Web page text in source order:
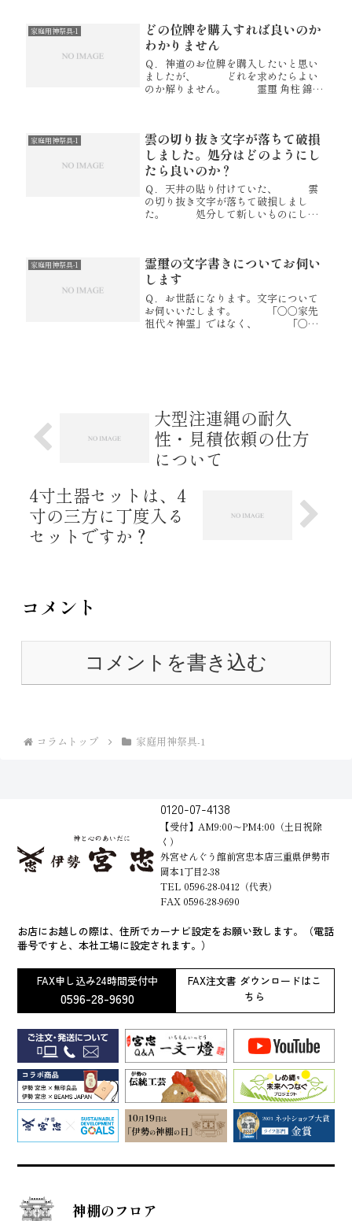
ていただくと良いと存じます。
２...
家庭用神祭具-1
どの位牌を購入すれば良いのか
わかりません
Ｑ．神道のお位牌を購入したいと思い
ましたが、 どれを求めたらよい
のか解りません。 霊璽 角柱 錦袋
いても良いと存じます。 ...
家庭用神祭具-1
雲の切り抜き文字が落ちて破損
しました。処分はどのようにし
たら良いのか？
Ｑ．天井の貼り付けていた、 雲
の切り抜き文字が落ちて破損しまし
た。 処分して新しいものにした
をしてもらったもうがいいのでしょう
か？ ...
家庭用神祭具-1
霊璽の文字書きについてお伺い
します
Ｑ．お世話になります。文字について
お伺いいたします。 「○○家先
祖代々神霊」ではなく、 「○○
大型注連縄の耐久
性・見積依頼の仕方
について
4寸土器セットは、4
寸の三方に丁度入る
セットですか？
コメント
コメントを書き込む
コラムトップ 家庭用神祭具-1
0120-07-4138
【受付】AM9:00～PM4:00（土日祝除
く）
外宮せんぐう館前宮忠本店三重県伊勢市
岡本1丁目2-38
TEL 0596-28-0412（代表）
FAX 0596-28-9690
お店にお越しの際は、住所でカーナビ設定をお願い致します。（電話
番号ですと、本社工場に設定されます。）
FAX申し込み24時間受付中
0596-28-9690
FAX注文書 ダウンロードはこ
ちら
神棚のフロア